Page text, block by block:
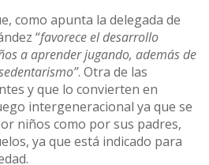
como apunta la delegada de
“favorece el desarrollo
a aprender jugando, además de
. Otra de las
y que lo convierten en
intergeneracional ya que se
niños como por sus padres,
ya que está indicado para